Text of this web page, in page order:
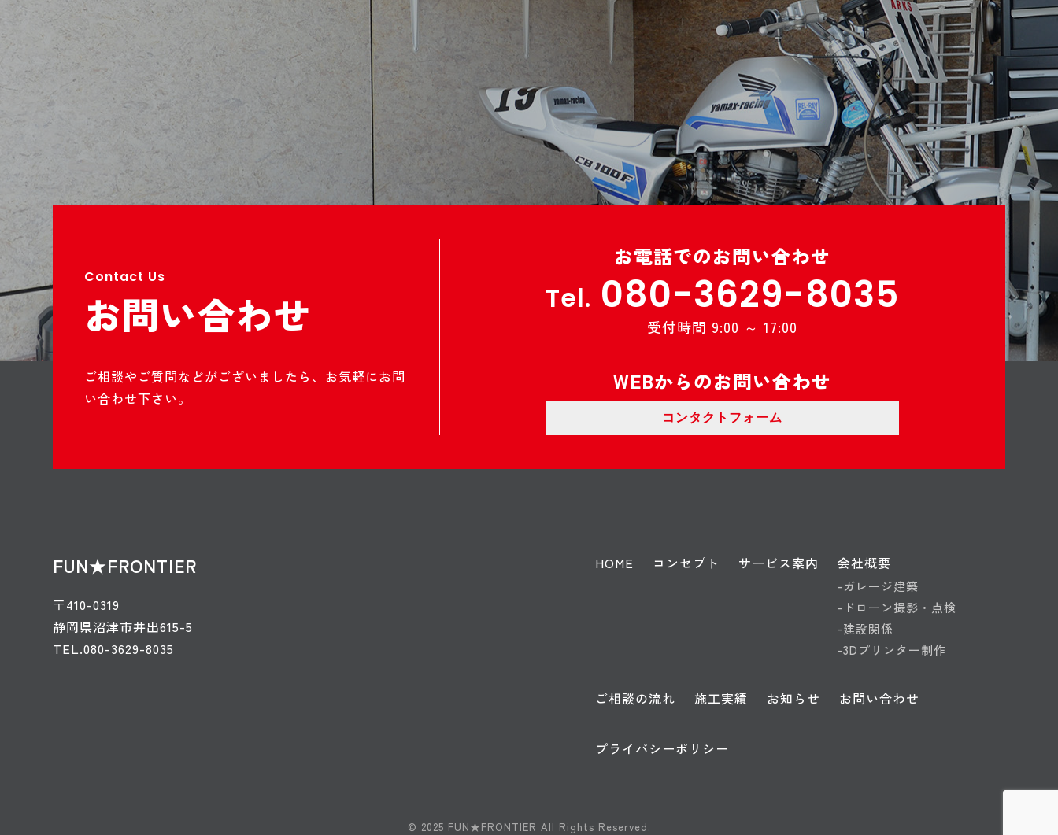
Contact Us
お問い合わせ
ご相談やご質問などがございましたら、お気軽にお問
い合わせ下さい。
お電話でのお問い合わせ
Tel. 080-3629-8035
受付時間 9:00 ～ 17:00
WEBからのお問い合わせ
コンタクトフォーム
FUN★FRONTIER
〒410-0319
静岡県沼津市井出615-5
TEL.080-3629-8035
HOME コンセプト サービス案内 会社概要
-ガレージ建築
-ドローン撮影・点検
-建設関係
-3Dプリンター制作
ご相談の流れ 施工実績 お知らせ お問い合わせ
プライバシーポリシー
© 2025 FUN★FRONTIER All Rights Reserved.